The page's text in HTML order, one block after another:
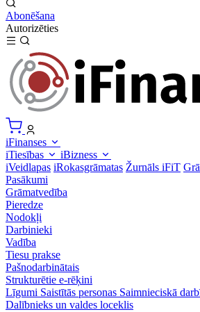
Abonēšana
Autorizēties
iFinanses
iTiesības
iBizness
iVeidlapas iRokasgrāmatas Žurnāls iFiT
Pasākumi
Grāmatvedība
Pieredze
Nodokļi
Darbinieki
Vadība
Tiesu prakse
Pašnodarbinātais
Strukturētie e-rēķini
Līgumi Saistītās personas Saimnieciskā
Dalībnieks un valdes loceklis